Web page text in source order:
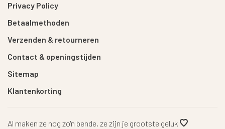
Privacy Policy
Betaalmethoden
Verzenden & retourneren
Contact & openingstijden
Sitemap
Klantenkorting
Al maken ze nog zo'n bende, ze zijn je grootste geluk